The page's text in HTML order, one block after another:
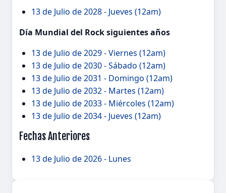
13 de Julio de 2028 - Jueves (12am)
Día Mundial del Rock siguientes años
13 de Julio de 2029 - Viernes (12am)
13 de Julio de 2030 - Sábado (12am)
13 de Julio de 2031 - Domingo (12am)
13 de Julio de 2032 - Martes (12am)
13 de Julio de 2033 - Miércoles (12am)
13 de Julio de 2034 - Jueves (12am)
Fechas Anteriores
13 de Julio de 2026 - Lunes